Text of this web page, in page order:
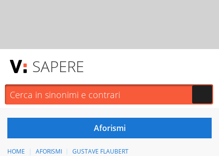
SAPERE
HOME AFORISMI GUSTAVE FLAUBERT